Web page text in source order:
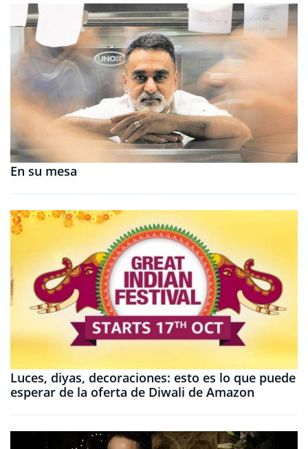
En su mesa
Luces, diyas, decoraciones: esto es lo que puede
esperar de la oferta de Diwali de Amazon